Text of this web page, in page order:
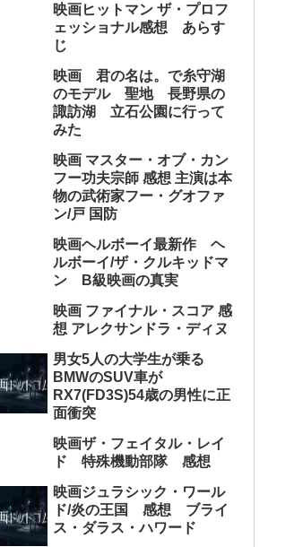
映画ヒットマン ザ・プロフ
ェッショナル感想 あらす
じ
映画 君の名は。で糸守湖
のモデル 聖地 長野県の
諏訪湖 立石公園に行って
みた
映画 マスター・オブ・カン
フー功夫宗師 感想 主演は本
物の武術家フー・グオファ
ン/戸 国防
映画ヘルボーイ最新作 ヘ
ルボーイ/ザ・クルキッドマ
ン B級映画の真実
映画 ファイナル・スコア 感
想 アレクサンドラ・ディヌ
男女5人の大学生が乗る
BMWのSUV車が
RX7(FD3S)54歳の男性に正
面衝突
映画ザ・フェイタル・レイ
ド 特殊機動部隊 感想
映画ジュラシック・ワール
ド/炎の王国 感想 ブライ
ス・ダラス・ハワード